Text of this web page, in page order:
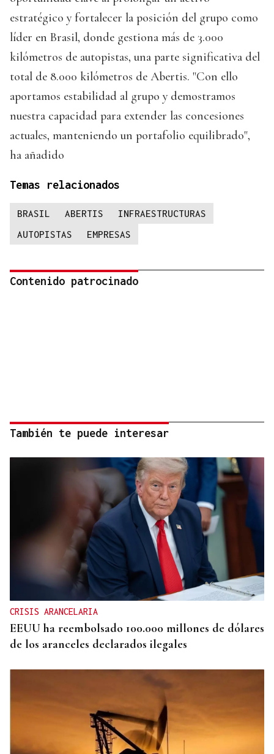
estratégico y fortalecer la posición del grupo como
líder en Brasil, donde gestiona más de 3.000
kilómetros de autopistas, una parte significativa del
total de 8.000 kilómetros de Abertis. "Con ello
aportamos estabilidad al grupo y demostramos
nuestra capacidad para extender las concesiones
actuales, manteniendo un portafolio equilibrado",
ha añadido
Temas relacionados
BRASIL ABERTIS
INFRAESTRUCTURAS
AUTOPISTAS
EMPRESAS
Contenido patrocinado
También te puede interesar
CRISIS ARANCELARIA
EEUU ha reembolsado 100.000 millones de dólares
de los aranceles declarados ilegales